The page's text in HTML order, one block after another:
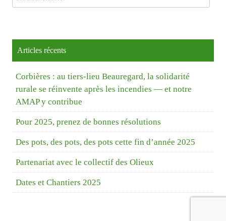
Articles récents
Corbières : au tiers-lieu Beauregard, la solidarité
rurale se réinvente après les incendies — et notre
AMAP y contribue
Pour 2025, prenez de bonnes résolutions
Des pots, des pots, des pots cette fin d’année 2025
Partenariat avec le collectif des Olieux
Dates et Chantiers 2025